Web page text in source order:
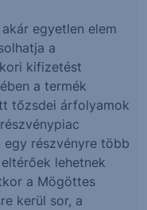
egyetlen elem
a
kifizetést
a termék
tőzsdei árfolyamok
egy részvényre több
lehetnek
a Mögöttes
kerül sor, a